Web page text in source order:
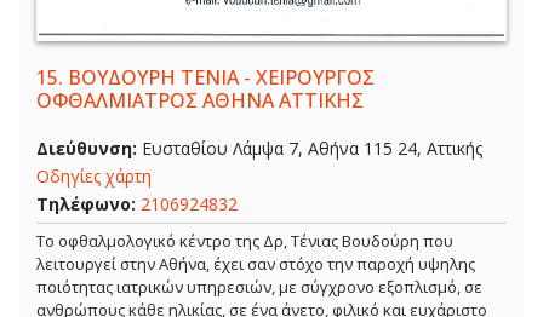
15. ΒΟΥΔΟΥΡΗ ΤΕΝΙΑ - ΧΕΙΡΟΥΡΓΟΣ
ΟΦΘΑΛΜΙΑΤΡΟΣ ΑΘΗΝΑ ΑΤΤΙΚΗΣ
Διεύθυνση: Ευσταθίου Λάμψα 7, Αθήνα 115 24, Αττικής
Οδηγίες χάρτη
Τηλέφωνο: 2106924832
Το οφθαλμολογικό κέντρο της Δρ, Τένιας Βουδούρη που
λειτουργεί στην Αθήνα, έχει σαν στόχο την παροχή υψηλης
ποιότητας ιατρικών υπηρεσιών, με σύγχρονο εξοπλισμό, σε
ανθρώπους κάθε ηλικίας, σε ένα άνετο, φιλικό και ευχάριστο